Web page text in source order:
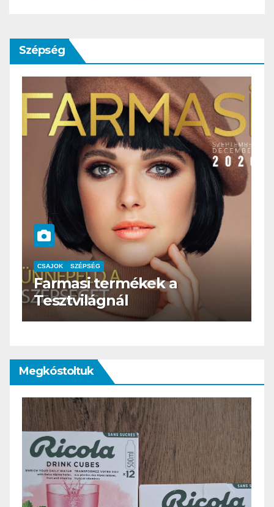
Szépség
CSAJOK SZÉPSÉG
HERBioticum
Megkóstoltuk